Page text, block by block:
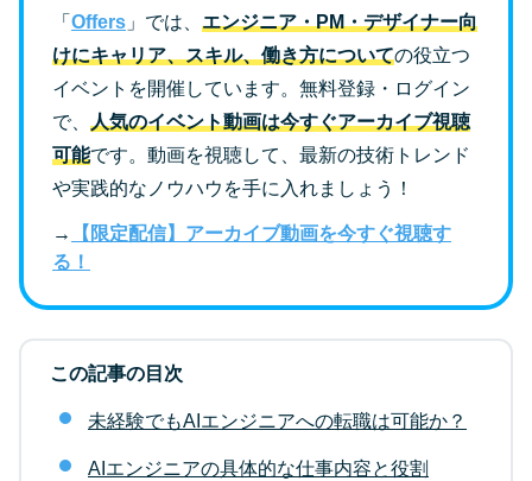
「 Offers 」では、 エンジニア・PM・デザイナー向
けにキャリア、スキル、働き方についての役立つ
イベントを開催しています。無料登録・ログイン
で、 人気のイベント動画は今すぐアーカイブ視聴
可能です。動画を視聴して、最新の技術トレンド
や実践的なノウハウを手に入れましょう！
→
【限定配信】アーカイブ動画を今すぐ視聴す
る！
この記事の目次
未経験でもAIエンジニアへの転職は可能か？
AIエンジニアの具体的な仕事内容と役割